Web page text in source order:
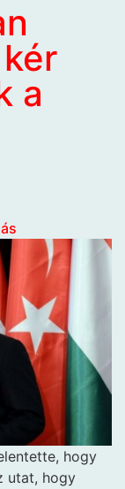
a
hogy
utat, hogy